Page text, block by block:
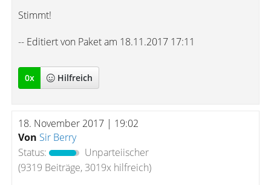
Stimmt!
-- Editiert von Paket am 18.11.2017 17:11
0x Hilfreich
18. November 2017 | 19:02
Von Sir Berry
Status:
Unparteiischer
(9319 Beiträge, 3019x hilfreich)